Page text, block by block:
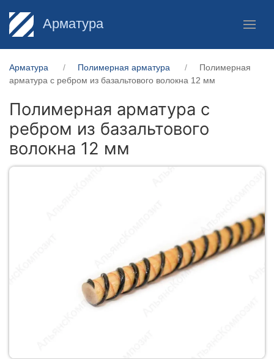
Арматура
Арматура Полимерная арматура
Полимерная
арматура c ребром из базальтового волокна 12 мм
Полимерная арматура c
ребром из базальтового
волокна 12 мм